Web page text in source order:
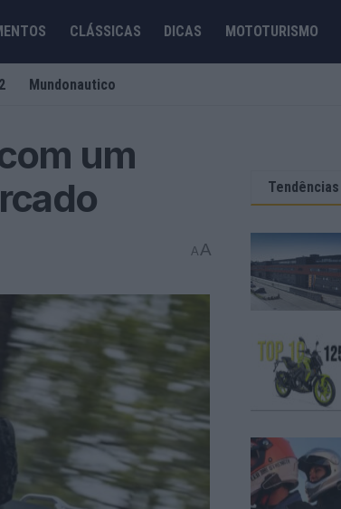
CLÁSSICAS DICAS MOTOTURISMO
Mundonautico
um
AA
Tendências